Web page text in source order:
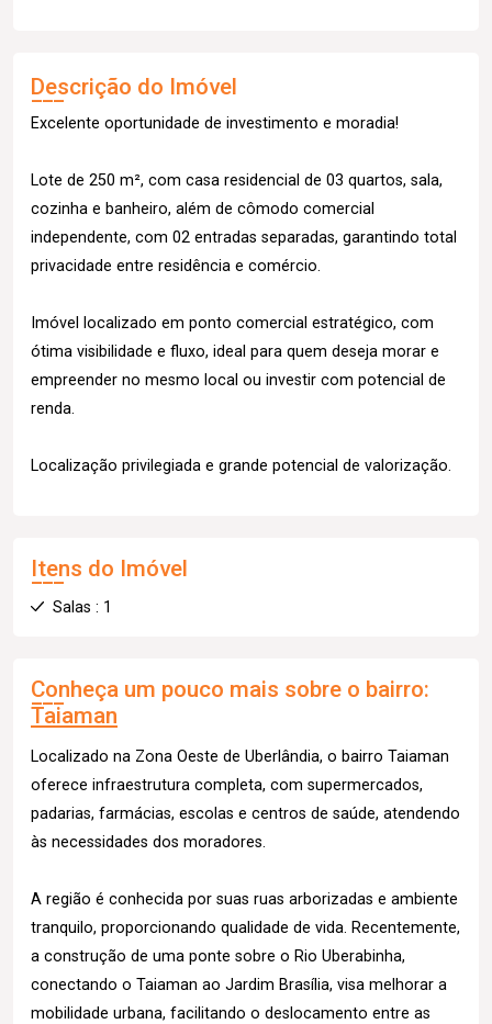
Descrição do Imóvel
Excelente oportunidade de investimento e moradia!
Lote de 250 m², com casa residencial de 03 quartos, sala,
cozinha e banheiro, além de cômodo comercial
independente, com 02 entradas separadas, garantindo total
privacidade entre residência e comércio.
Imóvel localizado em ponto comercial estratégico, com
ótima visibilidade e fluxo, ideal para quem deseja morar e
empreender no mesmo local ou investir com potencial de
renda.
Localização privilegiada e grande potencial de valorização.
Itens do Imóvel
Salas : 1
Conheça um pouco mais sobre o bairro:
Taiaman
Localizado na Zona Oeste de Uberlândia, o bairro Taiaman
oferece infraestrutura completa, com supermercados,
padarias, farmácias, escolas e centros de saúde, atendendo
às necessidades dos moradores.
A região é conhecida por suas ruas arborizadas e ambiente
tranquilo, proporcionando qualidade de vida. Recentemente,
a construção de uma ponte sobre o Rio Uberabinha,
conectando o Taiaman ao Jardim Brasília, visa melhorar a
mobilidade urbana, facilitando o deslocamento entre as